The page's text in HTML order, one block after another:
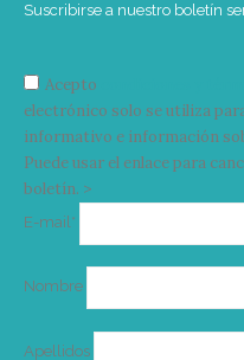
Suscribirse a nuestro boletín
Acepto
electrónico solo se utiliza
informativo e información
Puede usar el enlace para
boletín. >
E-mail*
Nombre
Apellidos